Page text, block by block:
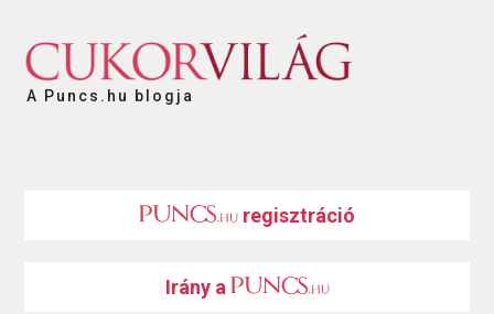
A Puncs.hu blogja
regisztráció
Irány a